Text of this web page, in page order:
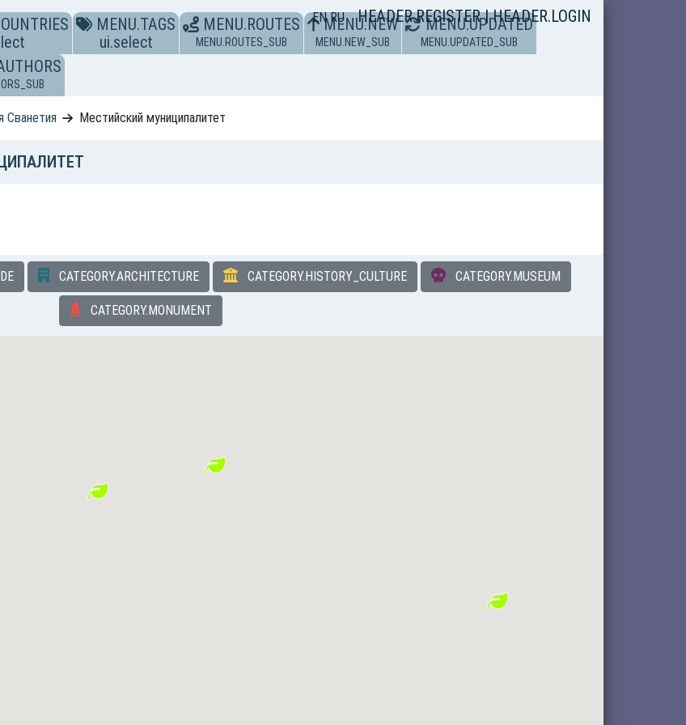
ENRU HEADER.REGISTER|HEADER.LOGIN
MENU.TAGS
ui.select
MENU.ROUTES
MENU.ROUTES_SUB
MENU.NEW
MENU.NEW_SUB
MENU.UPDATED
MENU.UPDATED_SUB
Сванетия Местийский муниципалитет
CATEGORY.ARCHITECTURE CATEGORY.HISTORY_CULTURE CATEGORY.MUSEUM
CATEGORY.MONUMENT